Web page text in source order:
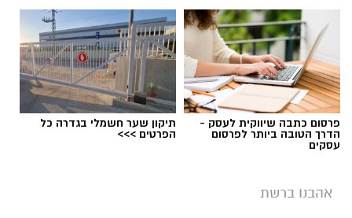
חדשותי? מצאתם טעות בכתבה? נשמח שתשתפו
פרסום כתבה שיווקית לעסק -
הדרך הטובה ביותר לפרסום
עסקים
תיקון שער חשמלי בגדרה כל
הפרטים >>>
אהבנו ברשת